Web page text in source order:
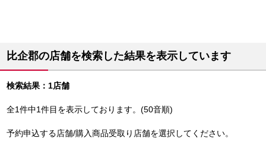
比企郡の店舗を検索した結果を表示しています
検索結果：1店舗
全1件中1件目を表示しております。(50音順)
予約申込する店舗/購入商品受取り店舗を選択してください。